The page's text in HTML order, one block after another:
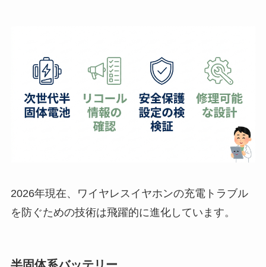
2026年現在、ワイヤレスイヤホンの充電トラブル
を防ぐための技術は飛躍的に進化しています。